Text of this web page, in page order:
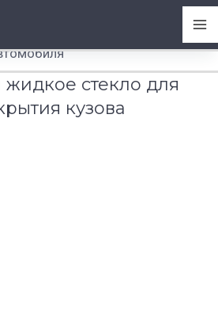
стекло для
кузова